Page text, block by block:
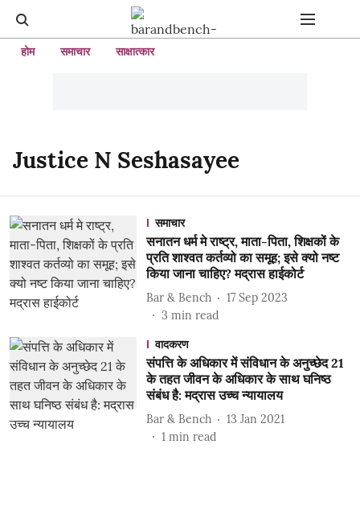
होम समाचार साक्षात्कार
Justice N Seshasayee
समाचार
सनातन धर्म मे राष्ट्र, माता-पिता, शिक्षकों के
प्रति शाश्वत कर्तव्यो का समूह; इसे क्यो नष्ट
किया जाना चाहिए? मद्रास हाईकोर्ट
Bar & Bench
17 Sep 2023
3 min read
वादकरण
संपत्ति के अधिकार में संविधान के अनुच्छेद 21
के तहत जीवन के अधिकार के साथ घनिष्ठ
संबंध है: मद्रास उच्च न्यायालय
Bar & Bench
13 Jan 2021
1 min read